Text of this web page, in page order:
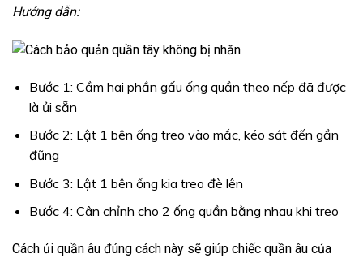
Hướng dẫn:
Bước 1: Cầm hai phần gấu ống quần theo nếp đã được
là ủi sẵn
Bước 2: Lật 1 bên ống treo vào mắc, kéo sát đến gần
đũng
Bước 3: Lật 1 bên ống kia treo đè lên
Bước 4: Cân chỉnh cho 2 ống quần bằng nhau khi treo
Cách ủi quần âu đúng cách này sẽ giúp chiếc quần âu của